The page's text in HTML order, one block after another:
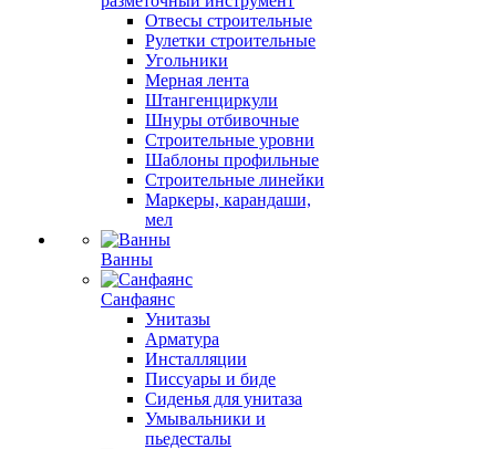
Отвесы строительные
Рулетки строительные
Угольники
Мерная лента
Штангенциркули
Шнуры отбивочные
Строительные уровни
Шаблоны профильные
Строительные линейки
Маркеры, карандаши,
мел
Ванны
Санфаянс
Унитазы
Арматура
Инсталляции
Писсуары и биде
Сиденья для унитаза
Умывальники и
пьедесталы